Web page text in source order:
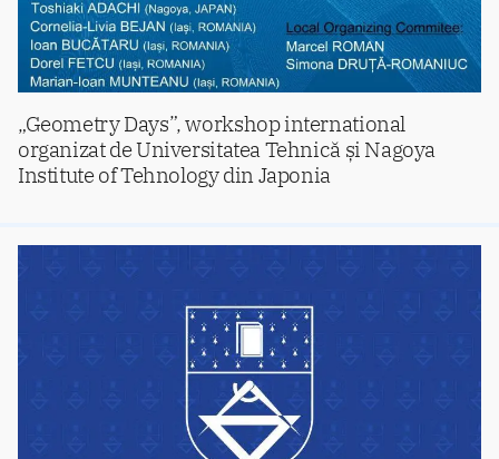
„Geometry Days”, workshop international
organizat de Universitatea Tehnică și Nagoya
Institute of Tehnology din Japonia